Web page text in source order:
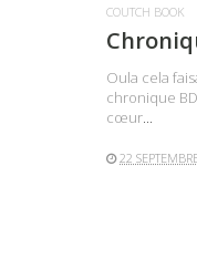
COUTCH BOOK
Oula cela
chronique
cœur...
22